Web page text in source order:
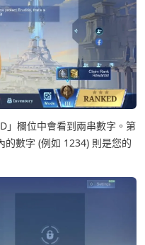
」欄位中會看到兩串數字。第
數字 (例如 1234) 則是您的